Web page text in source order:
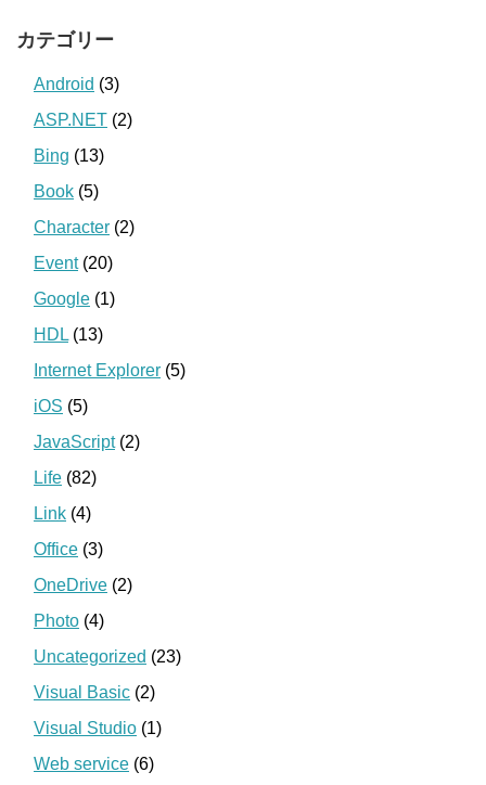
カテゴリー
Android (3)
ASP.NET (2)
Bing (13)
Book (5)
Character (2)
Event(20)
Google (1)
HDL (13)
Internet Explorer (5)
iOS (5)
JavaScript(2)
Life (82)
Link (4)
Office (3)
OneDrive (2)
Photo (4)
Uncategorized (23)
Visual Basic (2)
Visual Studio (1)
Web service (6)